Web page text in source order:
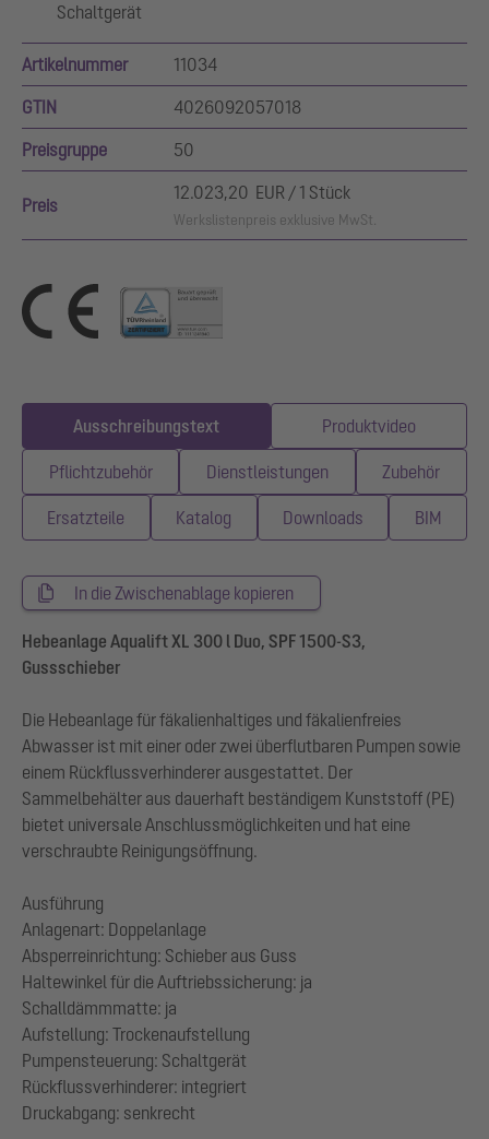
Schaltgerät
Artikelnummer 11034
GTIN 4026092057018
Preisgruppe 50
Preis
12.023,20 EUR / 1 Stück
Werkslistenpreis exklusive MwSt.
Ausschreibungstext Produktvideo
Pflichtzubehör Dienstleistungen Zubehör
Ersatzteile Katalog Downloads BIM
In die Zwischenablage kopieren
Hebeanlage Aqualift XL 300 l Duo, SPF 1500-S3,
Gussschieber
Die Hebeanlage für fäkalienhaltiges und fäkalienfreies
Abwasser ist mit einer oder zwei überflutbaren Pumpen sowie
einem Rückflussverhinderer ausgestattet. Der
Sammelbehälter aus dauerhaft beständigem Kunststoff (PE)
bietet universale Anschlussmöglichkeiten und hat eine
verschraubte Reinigungsöffnung.
Ausführung
Anlagenart: Doppelanlage
Absperreinrichtung: Schieber aus Guss
Haltewinkel für die Auftriebssicherung: ja
Schalldämmmatte: ja
Aufstellung: Trockenaufstellung
Pumpensteuerung: Schaltgerät
Rückflussverhinderer: integriert
Druckabgang: senkrecht